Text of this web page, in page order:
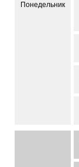
Понедельник